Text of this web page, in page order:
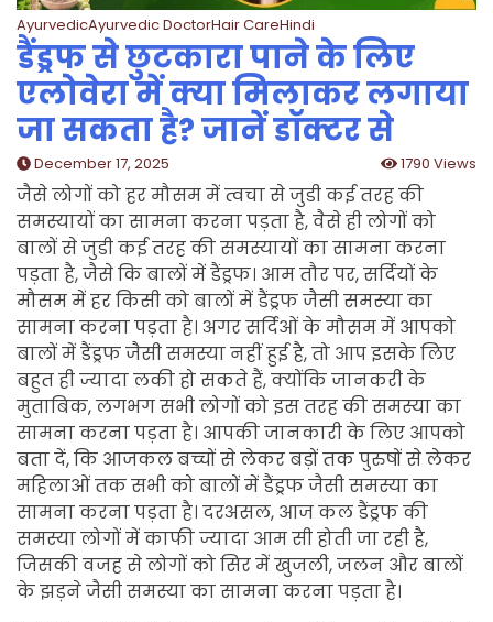
AyurvedicAyurvedic DoctorHair CareHindi
डैंड्रफ से छुटकारा पाने के लिए
एलोवेरा में क्या मिलाकर लगाया
जा सकता है? जानें डॉक्टर से
December 17, 2025 1790 Views
जैसे लोगों को हर मौसम में त्वचा से जुडी कई तरह की
समस्यायों का सामना करना पड़ता है, वैसे ही लोगों को
बालों से जुडी कई तरह की समस्यायों का सामना करना
पड़ता है, जैसे कि बालों में डैंड्रफ। आम तौर पर, सर्दियों के
मौसम में हर किसी को बालों में डैंड्रफ जैसी समस्या का
सामना करना पड़ता है। अगर सर्दिओं के मौसम में आपको
बालों में डैंड्रफ जैसी समस्या नहीं हुई है, तो आप इसके लिए
बहुत ही ज्यादा लकी हो सकते हैं, क्योंकि जानकरी के
मुताबिक, लगभग सभी लोगों को इस तरह की समस्या का
सामना करना पड़ता है। आपकी जानकारी के लिए आपको
बता दें, कि आजकल बच्चों से लेकर बड़ों तक पुरुषों से लेकर
महिलाओं तक सभी को बालों में डैंड्रफ जैसी समस्या का
सामना करना पड़ता है। दरअसल, आज कल डैंड्रफ की
समस्या लोगों में काफी ज्यादा आम सी होती जा रही है,
जिसकी वजह से लोगों को सिर में खुजली, जलन और बालों
के झड़ने जैसी समस्या का सामना करना पड़ता है।